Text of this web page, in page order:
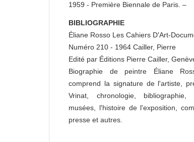
1959 - Première Biennale de Paris. –
BIBLIOGRAPHIE
Éliane Rosso Les Cahiers D'Art-
Numéro 210 - 1964 Cailler, Pierre
Edité par Éditions Pierre Cailler,
Biographie de peintre Éliane
comprend la signature de l'artiste,
Vrinat, chronologie, bibliographie,
musées, l'histoire de l'exposition,
presse et autres.